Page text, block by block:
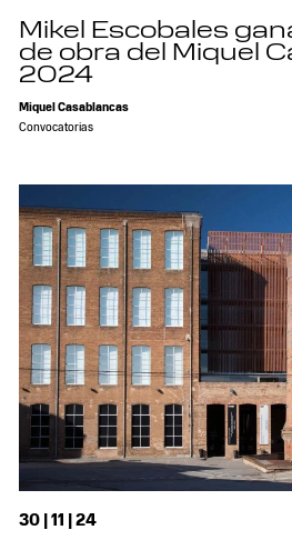
Mikel Escobales
de obra del Miquel
2024
Miquel Casablancas
Convocatorias
30 | 11 | 24